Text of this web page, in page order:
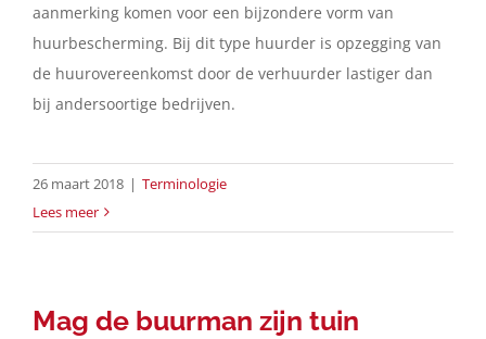
aanmerking komen voor een bijzondere vorm van
huurbescherming. Bij dit type huurder is opzegging van
de huurovereenkomst door de verhuurder lastiger dan
bij andersoortige bedrijven.
26 maart 2018 | Terminologie
Lees meer
Mag de buurman zijn tuin